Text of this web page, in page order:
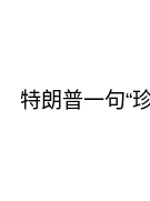
特朗普一句“